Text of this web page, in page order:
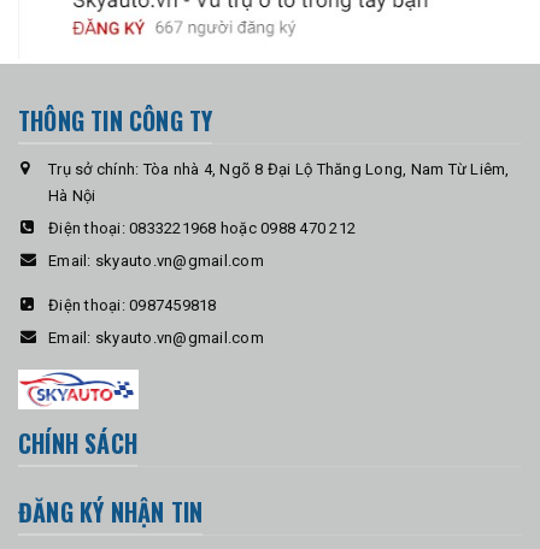
THÔNG TIN CÔNG TY
Trụ sở chính: Tòa nhà 4, Ngõ 8 Đại Lộ Thăng Long, Nam Từ Liêm,
Hà Nội
Điện thoại: 0833221968 hoặc 0988 470 212
Email: skyauto.vn@gmail.com
Điện thoại: 0987459818
Email: skyauto.vn@gmail.com
CHÍNH SÁCH
ĐĂNG KÝ NHẬN TIN